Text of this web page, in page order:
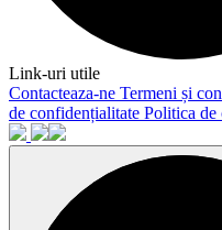
Link-uri utile
Contacteaza-ne Termeni și
de confidențialitate Politica de